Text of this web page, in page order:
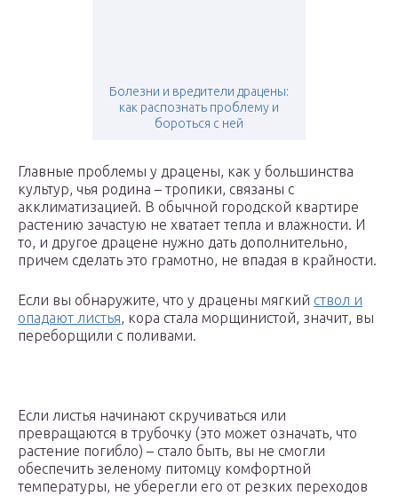
Болезни и вредители драцены:
как распознать проблему и
бороться с ней
Главные проблемы у драцены, как у большинства
культур, чья родина – тропики, связаны с
акклиматизацией. В обычной городской квартире
растению зачастую не хватает тепла и влажности. И
то, и другое драцене нужно дать дополнительно,
причем сделать это грамотно, не впадая в крайности.
Если вы обнаружите, что у драцены мягкий ствол и
опадают листья, кора стала морщинистой, значит, вы
переборщили с поливами.
Если листья начинают скручиваться или
превращаются в трубочку (это может означать, что
растение погибло) – стало быть, вы не смогли
обеспечить зеленому питомцу комфортной
температуры, не уберегли его от резких переходов